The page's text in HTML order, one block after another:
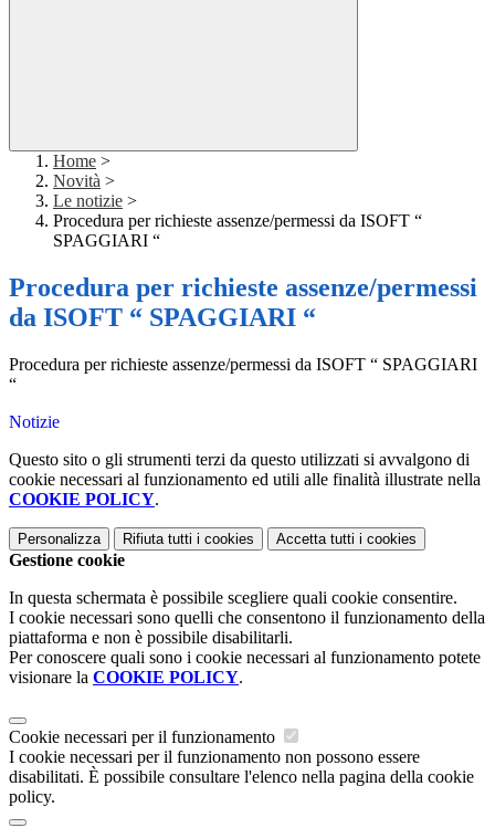
Home >
Novità >
Le notizie >
Procedura per richieste assenze/permessi da ISOFT “
SPAGGIARI “
Procedura per richieste assenze/permessi
da ISOFT “ SPAGGIARI “
Procedura per richieste assenze/permessi da ISOFT “ SPAGGIARI
“
Notizie
Questo sito o gli strumenti terzi da questo utilizzati si avvalgono di
cookie necessari al funzionamento ed utili alle finalità illustrate nella
COOKIE POLICY.
Personalizza Rifiuta tutti i cookies Accetta tutti i cookies
Gestione cookie
In questa schermata è possibile scegliere quali cookie consentire.
I cookie necessari sono quelli che consentono il funzionamento della
piattaforma e non è possibile disabilitarli.
Per conoscere quali sono i cookie necessari al funzionamento potete
visionare la COOKIE POLICY.
Cookie necessari per il funzionamento
I cookie necessari per il funzionamento non possono essere
disabilitati. È possibile consultare l'elenco nella pagina della cookie
policy.